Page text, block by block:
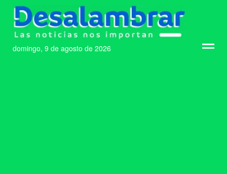
domingo, 9 de agosto de 2026